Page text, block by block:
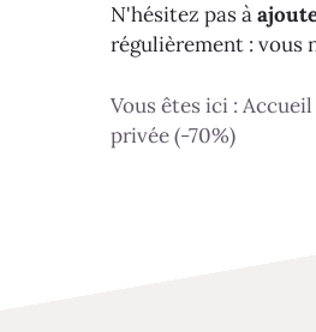
N'hésitez pas à
régulièrement : vous
Vous êtes ici : Accueil
privée (-70%)